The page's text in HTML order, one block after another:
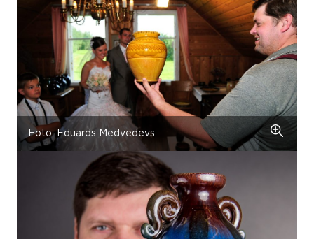
Foto: Eduards Medvedevs